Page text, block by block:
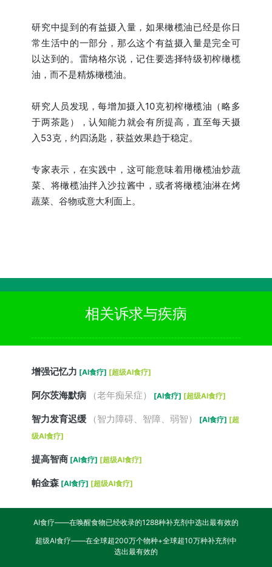
研究中提到的有益摄入量，如果橄榄油已经是你日
常生活中的一部分，那么这个有益摄入量是完全可
以达到的。雷纳格尔说，记住要选择特级初榨橄榄
油，而不是精炼橄榄油。
研究人员发现，每增加摄入10克初榨橄榄油（略多
于两茶匙），认知能力就会有所提高，直至每天摄
入53克，约四汤匙，获益效果趋于稳定。
专家表示，在实践中，这可能意味着用橄榄油炒蔬
菜、将橄榄油拌入沙拉酱中，或者将橄榄油淋在烤
蔬菜、谷物或意大利面上。
相关诉求与疾病
增强记忆力 [AI食疗] [超级AI食疗]
阿尔茨海默病 （老年痴呆症） [AI食疗] [超级AI食疗]
智力发育迟缓 （智力障碍、智障、弱智） [AI食疗] [超
级AI食疗]
提高智商 [AI食疗] [超级AI食疗]
帕金森 [AI食疗] [超级AI食疗]
AI食疗——在唤醒食物已经收录的1288种补充剂中选出最有效的
超级AI食疗——在全球超200万个物种+全球超10万种补充剂中
选出最有效的